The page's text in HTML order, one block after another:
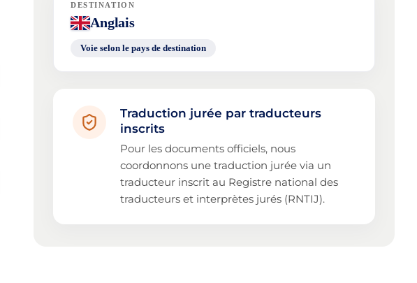
DESTINATION
Anglais
Voie selon le pays de destination
Traduction jurée par traducteurs
inscrits
Pour les documents officiels, nous
coordonnons une traduction jurée via un
traducteur inscrit au Registre national des
traducteurs et interprètes jurés (RNTIJ).